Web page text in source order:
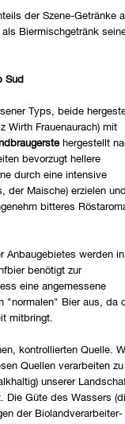
der Szene-Getränke
Biermischgetränk
Sud
Typs, beide
Wirth Frauenaurach) mit
hergestellt
bevorzugt hellere
durch eine intensive
der Maische) erzielen
bitteres
Anbaugebietes werden in
benötigt zur
eine angemessene
"normalen" Bier aus, da
mitbringt.
kontrollierten Quelle.
Quellen verarbeiten zu
unserer
Die Güte des Wassers
der Biolandverarbeiter-